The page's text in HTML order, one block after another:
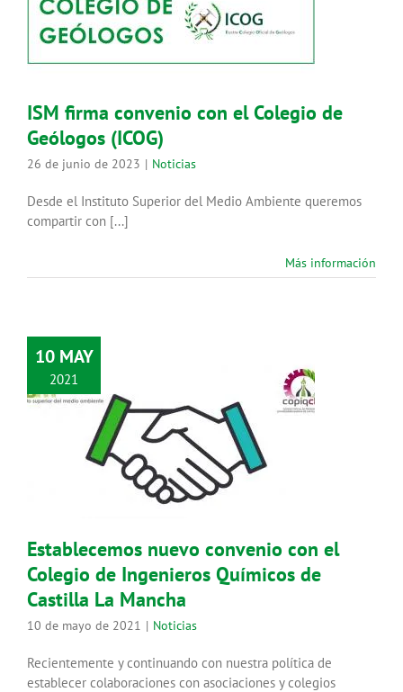
de Geólogos (ICOG)
Noticias
ISM firma convenio con el Colegio de
Geólogos (ICOG)
26 de junio de 2023 | Noticias
Desde el Instituto Superior del Medio Ambiente queremos
compartir con [...]
Más información
10 MAY
2021
Establecemos nuevo convenio con
el Colegio de Ingenieros Químicos
de Castilla La Mancha
Noticias
Establecemos nuevo convenio con el
Colegio de Ingenieros Químicos de
Castilla La Mancha
10 de mayo de 2021 | Noticias
Recientemente y continuando con nuestra política de
establecer colaboraciones con asociaciones y colegios